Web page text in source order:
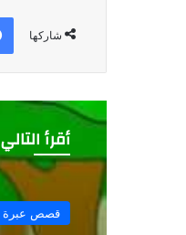
شاركها
أقرأ التالي
قصص عبرة